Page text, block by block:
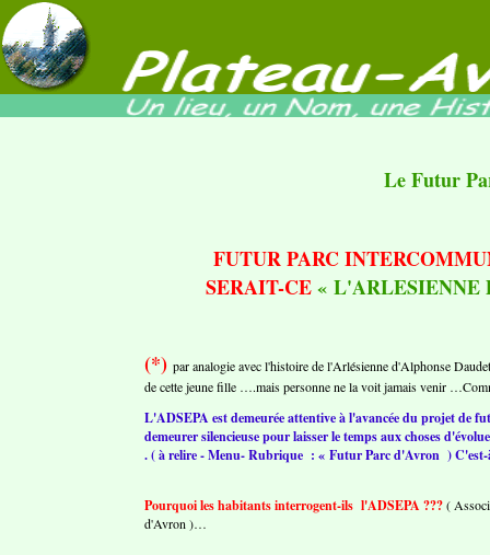
Le Futur
FUTUR PARC
SERAIT-CE« L'ARLESIENNE
(*) par analogie avec l'histoire de l'Arlésienne d'Alphonse
de cette jeune fille ….mais personne ne la voit jamais venir
L'ADSEPA est demeurée attentive à l'avancée du projet de
demeurer silencieuse pour laisser le temps aux choses
. ( à relire - Menu- Rubrique : « Futur Parc d'Avron ) C'est-
Pourquoi les habitants interrogent-ils l'ADSEPA ???(
d'Avron )…